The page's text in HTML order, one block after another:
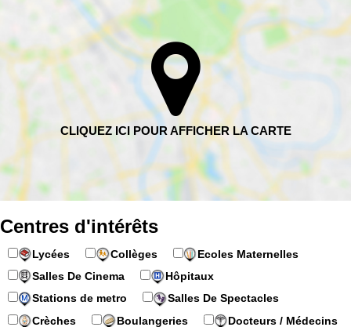
Centres d'intérêts
Lycées Collèges
Ecoles Maternelles
Salles De Cinema
Hôpitaux
Stations de metro
Salles De Spectacles
Crèches
Boulangeries Docteurs / Médecins